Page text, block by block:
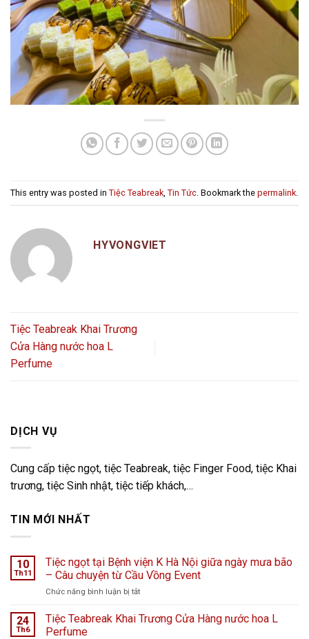
This entry was posted in Tiệc Teabreak Tin Tức . Bookmark the permalink
HYVONGVIET
Tiệc Teabreak Khai Trương
Cửa Hàng nước hoa L
Perfume
DỊCH VỤ
Cung cấp tiệc ngọt, tiệc Teabreak, tiệc Finger Food, tiệc Khai
trương, tiệc Sinh nhật, tiệc tiếp khách,…
TIN MỚI NHẤT
10
Th11
Tiệc ngọt tại Bệnh viện K Hà Nội giữa ngày mưa bão
– Câu chuyện từ Cầu Vồng Event
Chức năng bình luận bị tắtở
ngọt
24
Th6
Tiệc Teabreak Khai Trương Cửa Hàng nước hoa L
Perfume